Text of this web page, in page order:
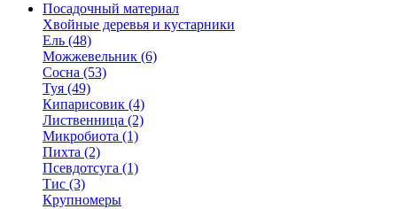
Посадочный материал
Хвойные деревья и кустарники
Ель (48)
Можжевельник (6)
Сосна (53)
Туя (49)
Кипарисовик (4)
Лиственница (2)
Микробиота (1)
Пихта (2)
Псевдотсуга (1)
Тис (3)
Крупномеры